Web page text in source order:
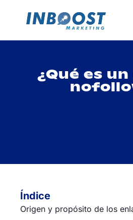
¿Qué es
Índice
Origen y propósito de los